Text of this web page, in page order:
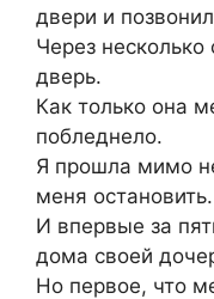
двери и
Через
дверь.
Как только она
побледнело.
Я прошла мимо
меня остановить.
И впервые за
дома своей
Но первое, что